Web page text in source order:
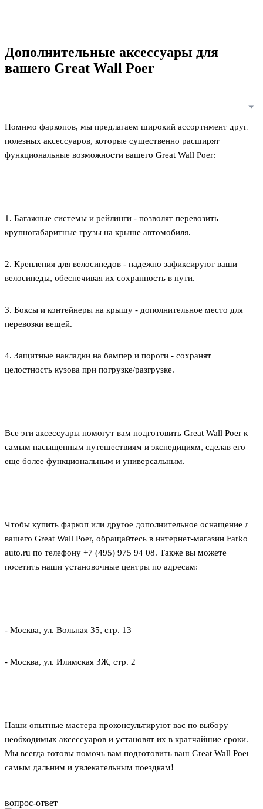
Дополнительные аксессуары для
вашего Great Wall Poer
Помимо фаркопов, мы предлагаем широкий ассортимент других
полезных аксессуаров, которые существенно расширят
функциональные возможности вашего Great Wall Poer:
1. Багажные системы и рейлинги - позволят перевозить
крупногабаритные грузы на крыше автомобиля.
2. Крепления для велосипедов - надежно зафиксируют ваши
велосипеды, обеспечивая их сохранность в пути.
3. Боксы и контейнеры на крышу - дополнительное место для
перевозки вещей.
4. Защитные накладки на бампер и пороги - сохранят
целостность кузова при погрузке/разгрузке.
Все эти аксессуары помогут вам подготовить Great Wall Poer к
самым насыщенным путешествиям и экспедициям, сделав его
еще более функциональным и универсальным.
Чтобы купить фаркоп или другое дополнительное оснащение для
вашего Great Wall Poer, обращайтесь в интернет-магазин Farkop-
auto.ru по телефону +7 (495) 975 94 08. Также вы можете
посетить наши установочные центры по адресам:
- Москва, ул. Вольная 35, стр. 13
- Москва, ул. Илимская 3Ж, стр. 2
Наши опытные мастера проконсультируют вас по выбору
необходимых аксессуаров и установят их в кратчайшие сроки.
Мы всегда готовы помочь вам подготовить ваш Great Wall Poer к
самым дальним и увлекательным поездкам!
вопрос-ответ